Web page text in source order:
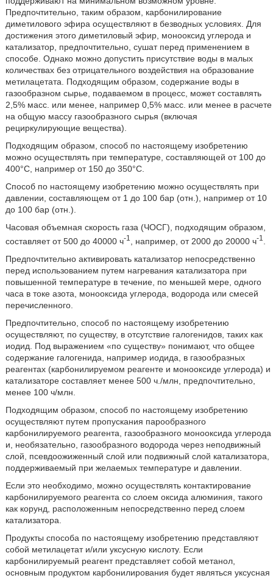
Предпочтительно, таким образом, карбонилирование
диметилового эфира осуществляют в безводных условиях. Для
достижения этого диметиловый эфир, монооксид углерода и
катализатор, предпочтительно, сушат перед применением в
способе. Однако можно допустить присутствие воды в малых
количествах без отрицательного воздействия на образование
метилацетата. Подходящим образом, содержание воды в
газообразном сырье, подаваемом в процесс, может составлять
2,5% масс. или менее, например 0,5% масс. или менее в расчете
на общую массу газообразного сырья (включая
рециркулирующие вещества).
Подходящим образом, способ по настоящему изобретению
можно осуществлять при температуре, составляющей от 100 до
400°С, например от 150 до 350°С.
Способ по настоящему изобретению можно осуществлять при
давлении, составляющем от 1 до 100 бар (отн.), например от 10
до 100 бар (отн.).
Часовая объемная скорость газа (ЧОСГ), подходящим образом,
составляет от 500 до 40000 ч-1 , например, от 2000 до 20000 ч-1
Предпочтительно активировать катализатор непосредственно
перед использованием путем нагревания катализатора при
повышенной температуре в течение, по меньшей мере, одного
часа в токе азота, монооксида углерода, водорода или смесей
перечисленного.
Предпочтительно, способ по настоящему изобретению
осуществляют, по существу, в отсутствие галогенидов, таких как
иодид. Под выражением «по существу» понимают, что общее
содержание галогенида, например иодида, в газообразных
реагентах (карбонилируемом реагенте и монооксиде углерода) и
катализаторе составляет менее 500 ч./млн, предпочтительно,
менее 100 ч/млн.
Подходящим образом, способ по настоящему изобретению
осуществляют путем пропускания парообразного
карбонилируемого реагента, газообразного монооксида углерода
и, необязательно, газообразного водорода через неподвижный
слой, псевдоожиженный слой или подвижный слой катализатора,
поддерживаемый при желаемых температуре и давлении.
Если это необходимо, можно осуществлять контактирование
карбонилируемого реагента со слоем оксида алюминия, такого
как корунд, расположенным непосредственно перед слоем
катализатора.
Продукты способа по настоящему изобретению представляют
собой метилацетат и/или уксусную кислоту. Если
карбонилируемый реагент представляет собой метанол,
основным продуктом карбонилирования будет являться уксусная